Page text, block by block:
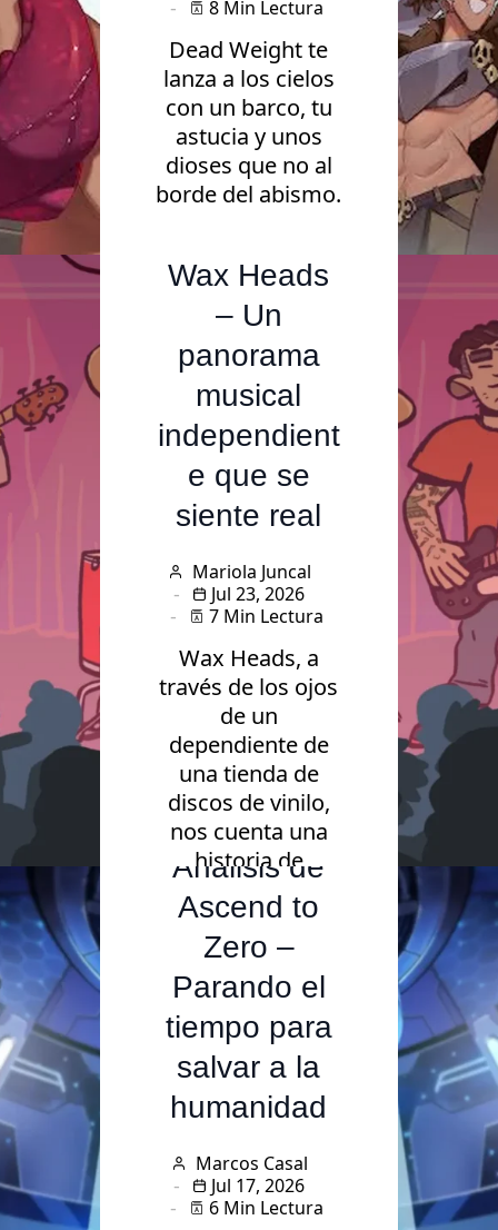
8 Min Lectura
Dead Weight te
lanza a los cielos
con un barco, tu
astucia y unos
dioses que no al
borde del abismo.
Videojuegos
Wax Heads
– Un
panorama
musical
independient
e que se
siente real
Mariola Juncal
Jul 23, 2026
7 Min Lectura
Wax Heads, a
través de los ojos
de un
dependiente de
una tienda de
discos de vinilo,
nos cuenta una
historia de
reconciliación.
Videojuegos
Análisis de
Ascend to
Zero –
Parando el
tiempo para
salvar a la
humanidad
Marcos Casal
Jul 17, 2026
6 Min Lectura